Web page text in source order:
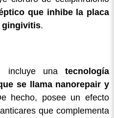
que inhibe la placa
gingivitis.
incluye una tecnología
se llama nanorepair y
hecho, posee un efecto
que complementa